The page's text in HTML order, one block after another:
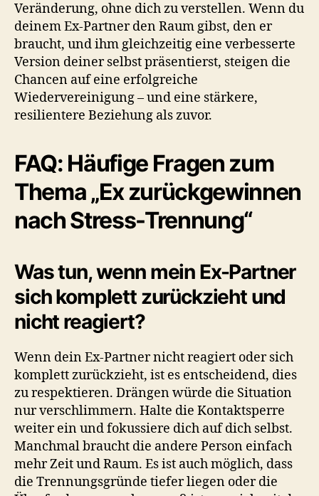
Veränderung, ohne dich zu verstellen. Wenn du
deinem Ex-Partner den Raum gibst, den er
braucht, und ihm gleichzeitig eine verbesserte
Version deiner selbst präsentierst, steigen die
Chancen auf eine erfolgreiche
Wiedervereinigung – und eine stärkere,
resilientere Beziehung als zuvor.
FAQ: Häufige Fragen zum
Thema „Ex zurückgewinnen
nach Stress-Trennung“
Was tun, wenn mein Ex-Partner
sich komplett zurückzieht und
nicht reagiert?
Wenn dein Ex-Partner nicht reagiert oder sich
komplett zurückzieht, ist es entscheidend, dies
zu respektieren. Drängen würde die Situation
nur verschlimmern. Halte die Kontaktsperre
weiter ein und fokussiere dich auf dich selbst.
Manchmal braucht die andere Person einfach
mehr Zeit und Raum. Es ist auch möglich, dass
die Trennungsgründe tiefer liegen oder die